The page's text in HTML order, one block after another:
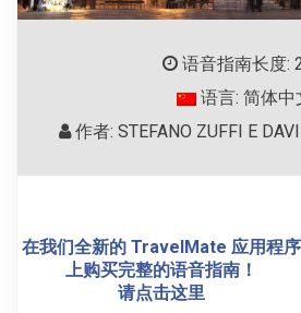
语音指南长度:
语言: 简体中
作者: STEFANO ZUFFI E
在我们全新的 TravelMate 应用程序
上购买完整的语音指南！
请点击这里